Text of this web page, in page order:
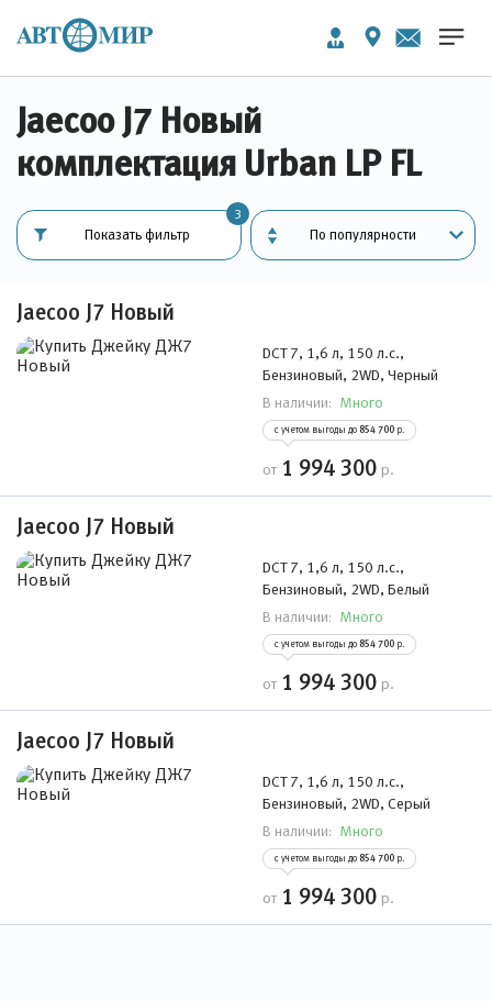
Jaecoo J7 Новый
комплектация Urban LP FL
3
Показать фильтр
Jaecoo J7 Новый
DCT 7, 1,6 л, 150 л.с.,
Бензиновый, 2WD, Черный
В наличии: Много
с учетом выгоды до 854 700 р.
от 1 994 300 р.
Jaecoo J7 Новый
DCT 7, 1,6 л, 150 л.с.,
Бензиновый, 2WD, Белый
В наличии: Много
с учетом выгоды до 854 700 р.
от 1 994 300 р.
Jaecoo J7 Новый
DCT 7, 1,6 л, 150 л.с.,
Бензиновый, 2WD, Серый
В наличии: Много
с учетом выгоды до 854 700 р.
от 1 994 300 р.